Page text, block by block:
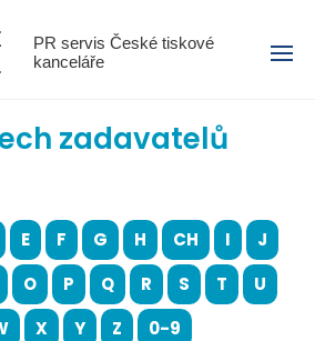
PR servis České tiskové
kanceláře
Menu
zadavatelů
E F G H CH I
J
O P Q R S T
U
X Y Z 0-9